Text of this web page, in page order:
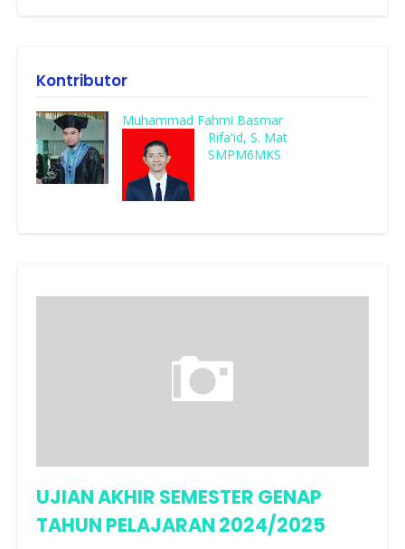
Kontributor
Muhammad Fahmi Basmar
Rifa'id, S. Mat
SMPM6MKS
UJIAN AKHIR SEMESTER GENAP
TAHUN PELAJARAN 2024/2025